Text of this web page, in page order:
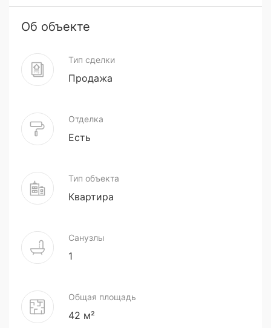
Об объекте
Тип сделки
Продажа
Отделка
Есть
Тип объекта
Квартира
Санузлы
1
Общая площадь
42 м²